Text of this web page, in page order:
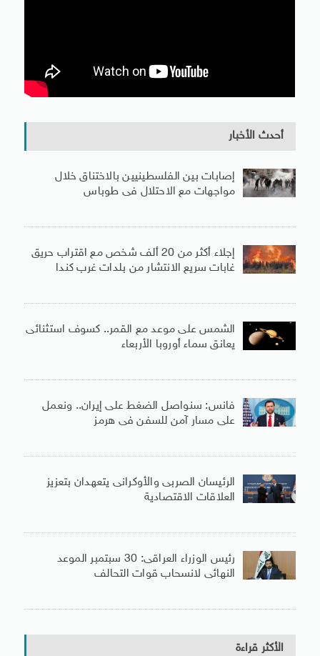
أحدث الأخبار
إصابات بين الفلسطينيين بالاختناق خلال
مواجهات مع الاحتلال فى طوباس
إجلاء أكثر من 20 ألف شخص مع اقتراب حريق
غابات سريع الانتشار من بلدات غرب كندا
الشمس على موعد مع القمر.. كسوف استثنائى
يعانق سماء أوروبا الأربعاء
فانس: سنواصل الضغط على إيران.. ونعمل
على مسار آمن للسفن فى هرمز
الرئيسان الصربى والأوكرانى يتعهدان بتعزيز
العلاقات الاقتصادية
رئيس الوزراء العراقى: 30 سبتمبر الموعد
النهائى لانسحاب قوات التحالف
الأكثر قراءة